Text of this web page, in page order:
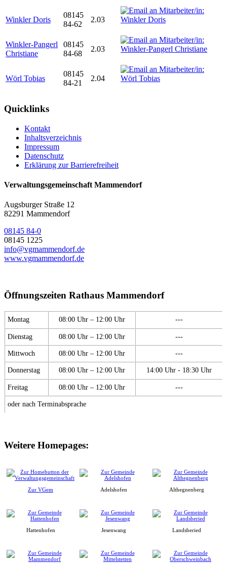
Winkler Doris
08145
84-62
2.03
Winkler-Pangerl
Christiane
08145
84-68
2.03
Wörl Tobias
08145
84-21
2.04
Quicklinks
Kontakt
Inhaltsverzeichnis
Impressum
Datenschutz
Erklärung zur Barrierefreiheit
Verwaltungsgemeinschaft Mammendorf
Augsburger Straße 12
82291 Mammendorf
08145 84-0
08145 1225
info@vgmammendorf.de
www.vgmammendorf.de
Öffnungszeiten Rathaus Mammendorf
Montag 08:00 Uhr – 12:00 Uhr ---
Dienstag 08:00 Uhr – 12:00 Uhr ---
Mittwoch 08:00 Uhr – 12:00 Uhr ---
Donnerstag 08:00 Uhr – 12:00 Uhr 14:00 Uhr - 18:30 Uhr
Freitag 08:00 Uhr – 12:00 Uhr ---
oder nach Terminabsprache
Weitere Homepages:
Zur VGem Adelshofen Althegnenberg
Hattenhofen Jesenwang Landsberied